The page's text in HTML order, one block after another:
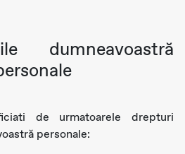
dumneavoastră
de urmatoarele drepturi
personale: